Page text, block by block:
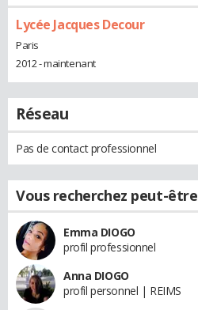
Lycée Jacques Decour
Paris
2012 - maintenant
Réseau
Pas de contact professionnel
Vous recherchez peut-être
Emma DIOGO
profil professionnel
Anna DIOGO
profil personnel | REIMS